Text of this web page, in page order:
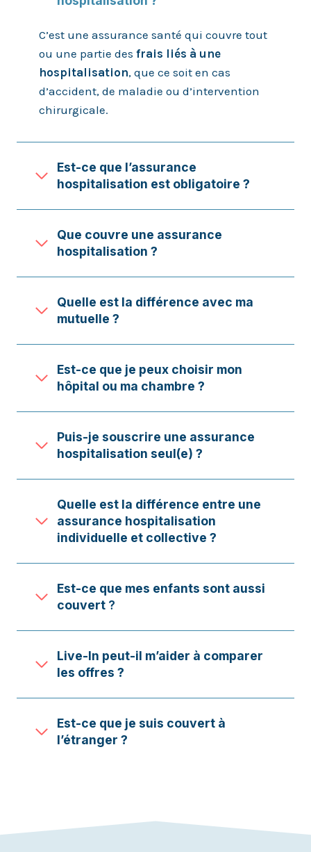
C’est une assurance santé qui couvre tout
ou une partie des frais liés à une
hospitalisation, que ce soit en cas
d’accident, de maladie ou d’intervention
chirurgicale.
Est-ce que l’assurance
hospitalisation est obligatoire ?
Que couvre une assurance
hospitalisation ?
Quelle est la différence avec ma
mutuelle ?
Est-ce que je peux choisir mon
hôpital ou ma chambre ?
Puis-je souscrire une assurance
hospitalisation seul(e) ?
Quelle est la différence entre une
assurance hospitalisation
individuelle et collective ?
Est-ce que mes enfants sont aussi
couvert ?
Live-In peut-il m’aider à comparer
les offres ?
Est-ce que je suis couvert à
l’étranger ?